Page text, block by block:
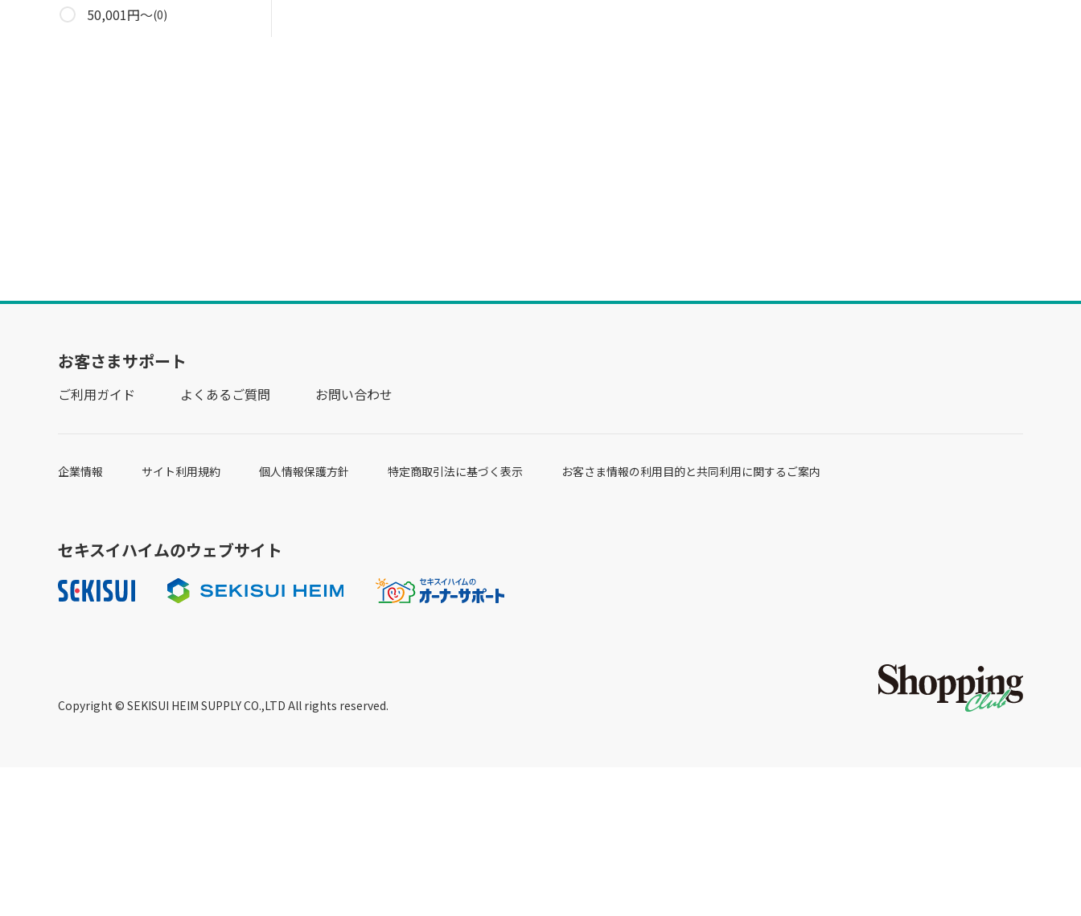
50,001円～(0)
お客さまサポート
ご利用ガイド よくあるご質問 お問い合わせ
企業情報 サイト利用規約 個人情報保護方針 特定商取引法に基づく表示 お客さま情報の利用目的と共同利用に関するご案内
セキスイハイムのウェブサイト
Copyright © SEKISUI HEIM SUPPLY CO.,LTD All rights reserved.